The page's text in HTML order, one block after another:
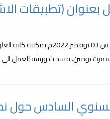
(تطبيقات
ختُتمت يوم الخميس 03
يومين. قسمت ورشة العمل
السادس حول